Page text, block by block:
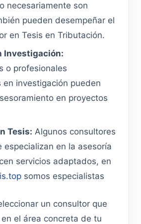
necesariamente son
pueden desempeñar el
en Tesis en Tributación.
Investigación:
o profesionales
en investigación pueden
en proyectos
Tesis: Algunos consultores
especializan en la asesoría
servicios adaptados, en
somos especialistas
un consultor que
el área concreta de tu